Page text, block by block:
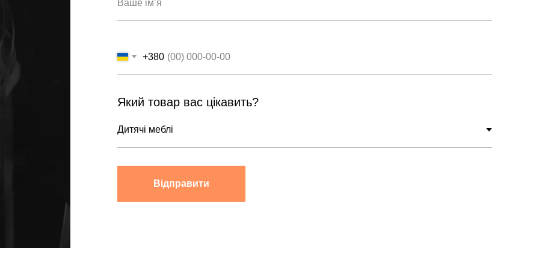
+380
Який товар вас цікавить?
Відправити